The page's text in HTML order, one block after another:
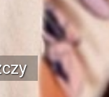
możliwość